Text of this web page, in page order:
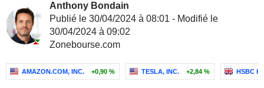
Anthony Bondain
Publié le 30/04/2024 à 08:01 - Modifié le
30/04/2024 à 09:02
Zonebourse.com
AMAZON.COM, INC. +0,90 % TESLA, INC. +2,84 % HSBC